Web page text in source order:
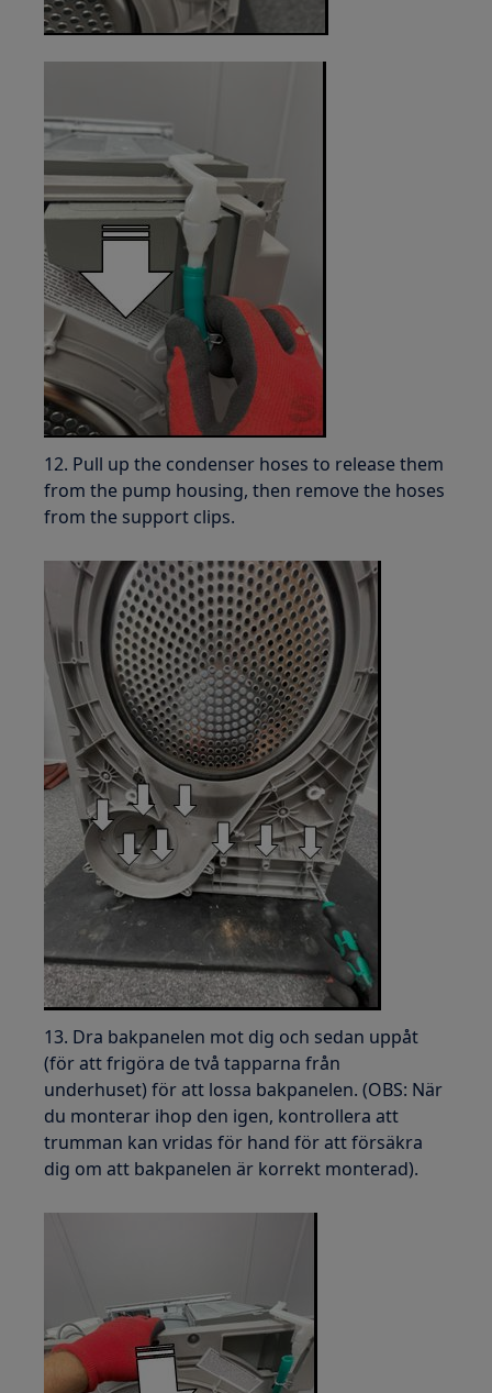
12. Pull up the condenser hoses to release them
from the pump housing, then remove the hoses
from the support clips.
13. Dra bakpanelen mot dig och sedan uppåt
(för att frigöra de två tapparna från
underhuset) för att lossa bakpanelen. (OBS: När
du monterar ihop den igen, kontrollera att
trumman kan vridas för hand för att försäkra
dig om att bakpanelen är korrekt monterad).